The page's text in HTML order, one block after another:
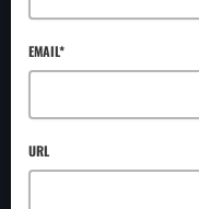
EMAIL*
URL